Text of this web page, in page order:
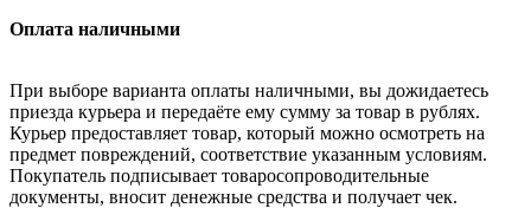
Оплата наличными
При выборе варианта оплаты наличными, вы дожидаетесь
приезда курьера и передаёте ему сумму за товар в рублях.
Курьер предоставляет товар, который можно осмотреть на
предмет повреждений, соответствие указанным условиям.
Покупатель подписывает товаросопроводительные
документы, вносит денежные средства и получает чек.